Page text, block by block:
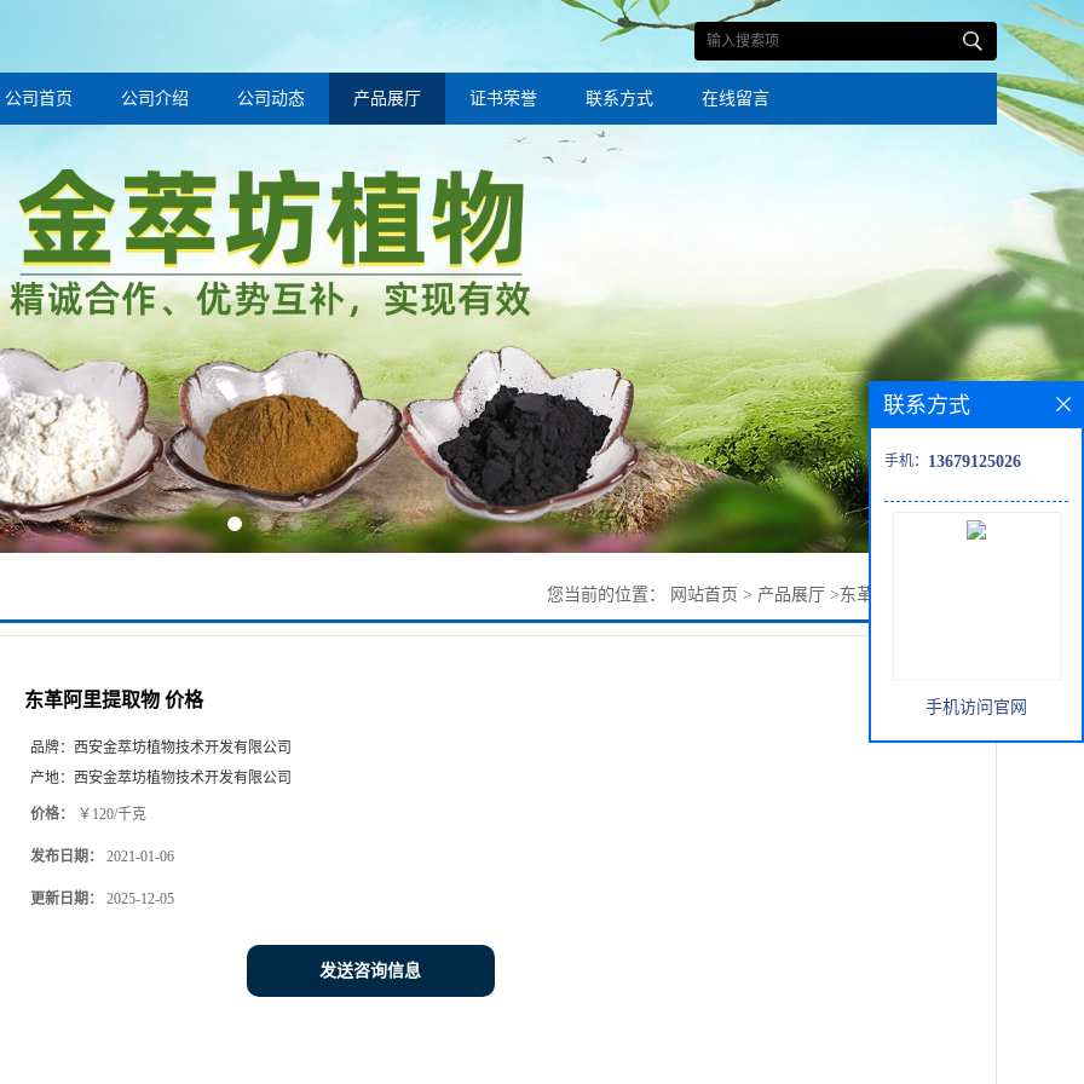
公司首页 公司介绍 公司动态 产品展厅 证书荣誉 联系方式 在线留言
您当前的位置： 网站首页 > 产品展厅 >东革阿里提取物 价格
东革阿里提取物 价格
品牌： 西安金萃坊植物技术开发有限公司
产地： 西安金萃坊植物技术开发有限公司
价格： ￥120/千克
发布日期： 2021-01-06
更新日期： 2025-12-05
发送咨询信息
联系方式
手机： 13679125026
手机访问官网